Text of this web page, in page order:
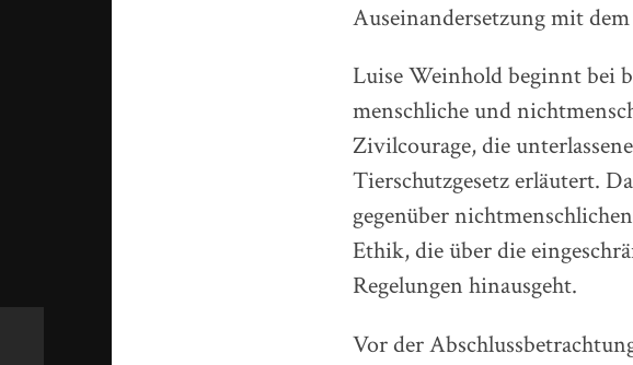
Auseinandersetzung mit
Luise Weinhold beginnt bei
menschliche und
Zivilcourage, die
Tierschutzgesetz erläutert.
gegenüber
Ethik, die über die
Regelungen hinausgeht.
Vor der